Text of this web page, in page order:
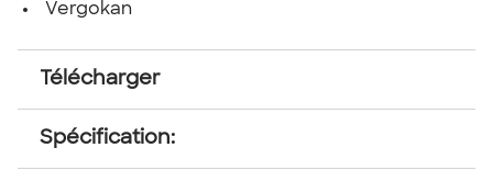
Vergokan
Télécharger
Spécification: